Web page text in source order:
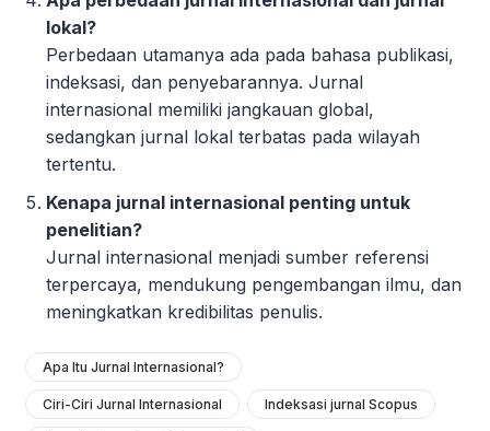
lokal?
Perbedaan utamanya ada pada bahasa publikasi,
indeksasi, dan penyebarannya. Jurnal
internasional memiliki jangkauan global,
sedangkan jurnal lokal terbatas pada wilayah
tertentu.
Kenapa jurnal internasional penting untuk
penelitian?
Jurnal internasional menjadi sumber referensi
terpercaya, mendukung pengembangan ilmu, dan
meningkatkan kredibilitas penulis.
Apa Itu Jurnal Internasional?
Ciri-Ciri Jurnal Internasional Indeksasi jurnal Scopus